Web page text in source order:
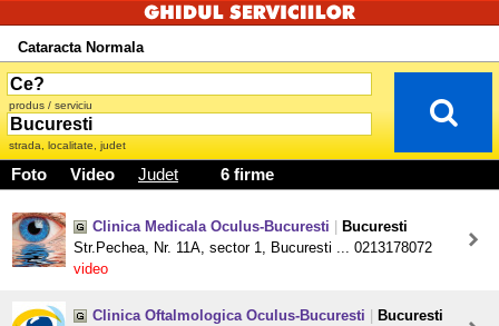
Cataracta Normala
produs / serviciu
strada, localitate, judet
Foto Video Judet 6 firme
Clinica Medicala Oculus-Bucuresti
Bucuresti
Str.Pechea, Nr. 11A, sector 1, Bucuresti ... 0213178072
video
Clinica Oftalmologica Oculus-Bucuresti
Bucuresti